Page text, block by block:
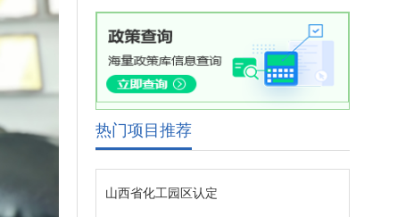
热门项目推荐
山西省化工园区认定